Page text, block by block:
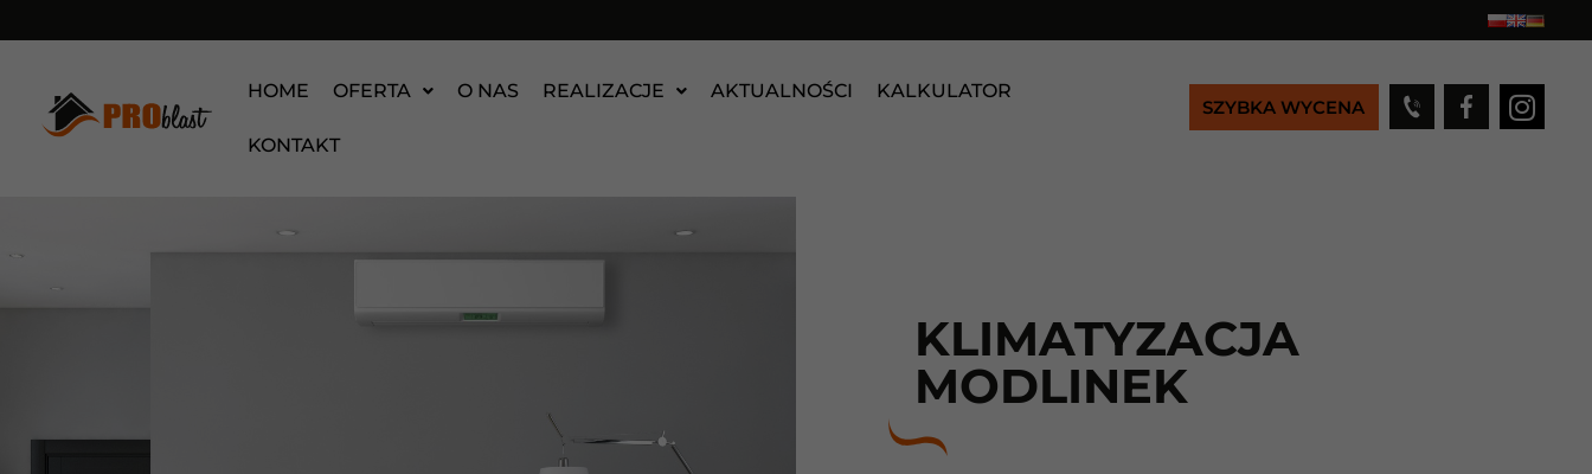
HOME OFERTA O NAS REALIZACJE AKTUALNOŚCI KALKULATOR
KONTAKT
SZYBKA WYCENA
KLIMATYZACJA
MODLINEK